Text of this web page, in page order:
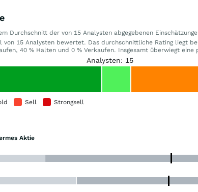
Durchschnitt der von 15 Analysten abgegebenen
15 Analysten bewertet. Das durchschnittliche Rating liegt
40 % Halten und 0 % Verkaufen. Insgesamt überwiegt eine
Analysten: 15
Sell Strongsell
Aktie